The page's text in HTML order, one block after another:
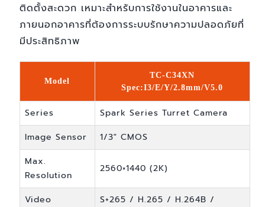
ติดตั้งสะดวก เหมาะสำหรับการใช้งานในอาคารและ
ภายนอกอาคารที่ต้องการระบบรักษาความปลอดภัยที่
มีประสิทธิภาพ
Model
TC-C34XN
Spec:I3/E/Y/2.8mm/V5.0
Series
Spark Series Turret Camera
Image Sensor
1/3" CMOS
Max.
Resolution
2560×1440 (2K)
Video
S+265 / H.265 / H.264B /